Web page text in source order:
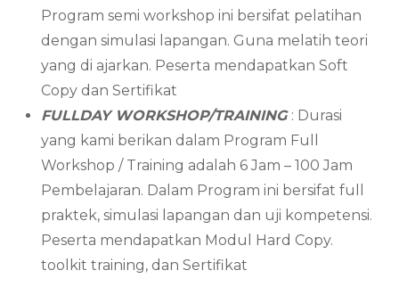
Program semi workshop ini bersifat pelatihan
dengan simulasi lapangan. Guna melatih teori
yang di ajarkan. Peserta mendapatkan Soft
Copy dan Sertifikat
FULLDAY WORKSHOP/TRAINING : Durasi
yang kami berikan dalam Program Full
Workshop / Training adalah 6 Jam – 100 Jam
Pembelajaran. Dalam Program ini bersifat full
praktek, simulasi lapangan dan uji kompetensi.
Peserta mendapatkan Modul Hard Copy.
toolkit training, dan Sertifikat